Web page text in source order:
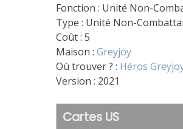
Fonction : Unité Non-
Type : Unité Non-
Coût : 5
Maison : Greyjoy
Où trouver ? : Héros
Version : 2021
Cartes US